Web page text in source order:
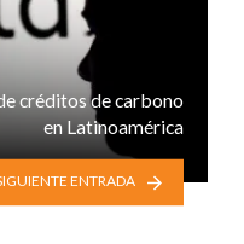
créditos de carbono
en Latinoamérica
ENTRADA